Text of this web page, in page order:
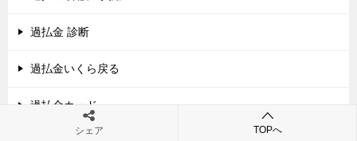
過払金 診断
過払金いくら戻る
過払金カード
シェア TOPへ